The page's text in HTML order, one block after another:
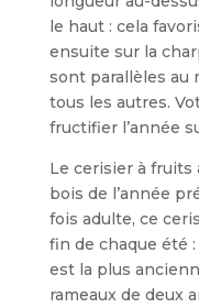
le haut : cela
ensuite sur la
sont parallèles au
tous les autres.
fructi­fier l’année
Le cerisier à fruits
bois de l’année
fois adulte, ce
fin de chaque été
est la plus
rameaux de deux